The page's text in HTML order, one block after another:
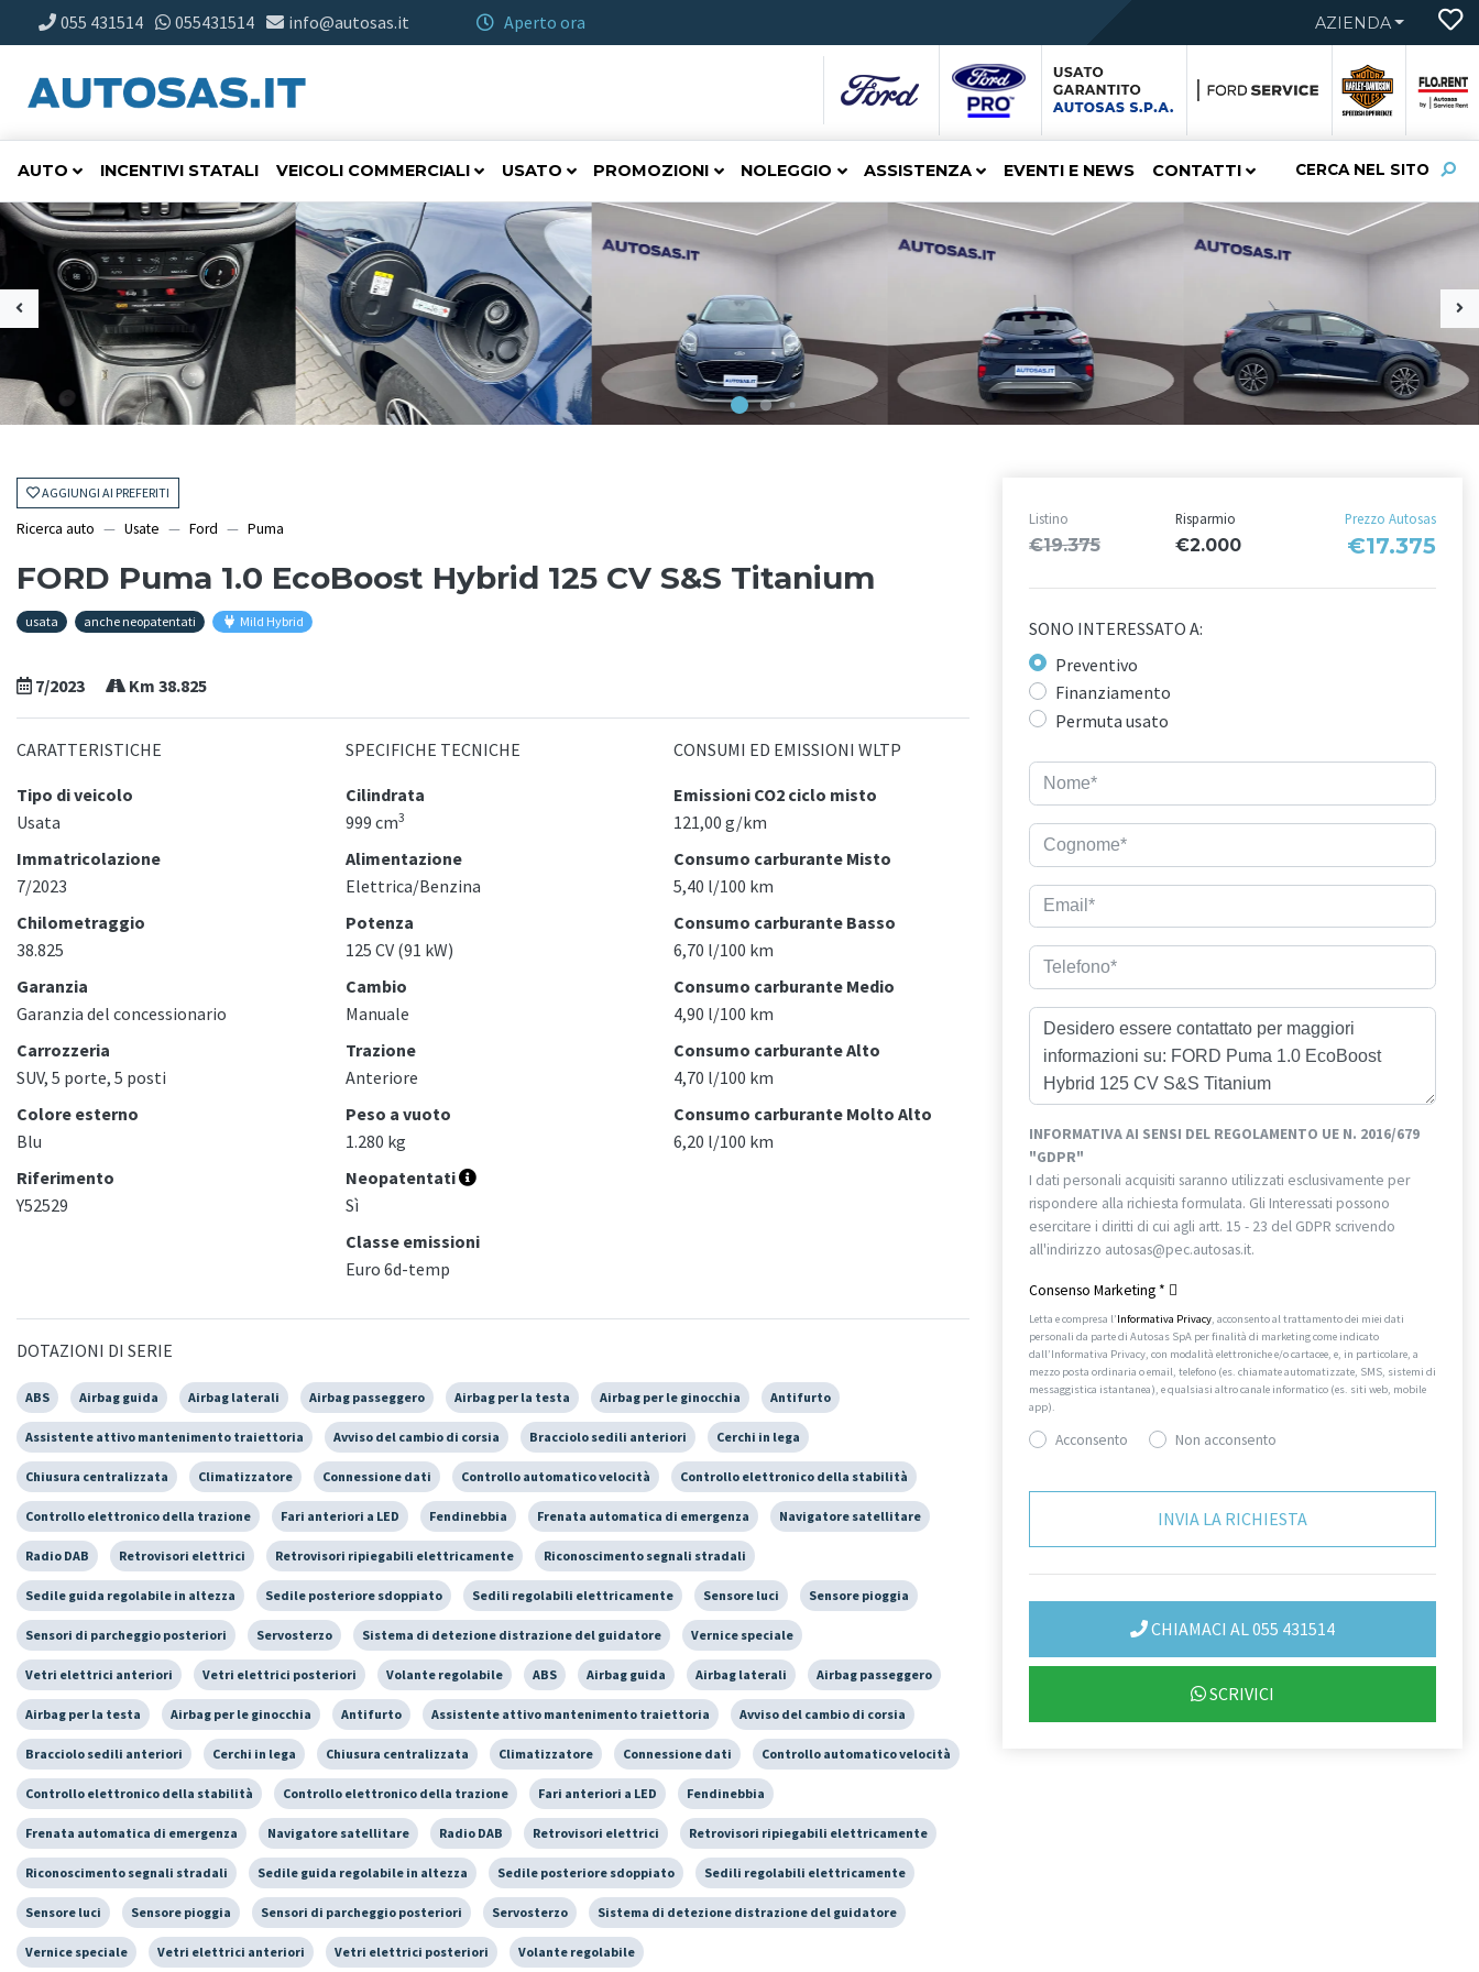
055 431514 055431514 info@autosas.it Aperto ora AZIENDA
CERCA NEL SITO
AUTO INCENTIVI STATALI VEICOLI COMMERCIALI USATO PROMOZIONI NOLEGGIO ASSISTENZA EVENTI E NEWS CONTATTI
AGGIUNGI AI PREFERITI
Ricerca auto Usate Ford Puma
FORD Puma 1.0 EcoBoost Hybrid 125 CV S&S Titanium
usata anche neopatentati Mild Hybrid
7/2023 Km 38.825
CARATTERISTICHE
Tipo di veicolo
Usata
Immatricolazione
7/2023
Chilometraggio
38.825
Garanzia
Garanzia del concessionario
Carrozzeria
SUV, 5 porte, 5 posti
Colore esterno
Blu
Riferimento
Y52529
SPECIFICHE TECNICHE
Cilindrata
999 cm3
Alimentazione
Elettrica/Benzina
Potenza
125 CV (91 kW)
Cambio
Manuale
Trazione
Anteriore
Peso a vuoto
1.280 kg
Neopatentati
Sì
Classe emissioni
Euro 6d-temp
CONSUMI ED EMISSIONI WLTP
Emissioni CO2 ciclo misto
121,00 g/km
Consumo carburante Misto
5,40 l/100 km
Consumo carburante Basso
6,70 l/100 km
Consumo carburante Medio
4,90 l/100 km
Consumo carburante Alto
4,70 l/100 km
Consumo carburante Molto Alto
6,20 l/100 km
DOTAZIONI DI SERIE
ABS Airbag guida Airbag laterali Airbag passeggero Airbag per la testa Airbag per le ginocchia Antifurto
Assistente attivo mantenimento traiettoria Avviso del cambio di corsia Bracciolo sedili anteriori Cerchi in lega
Chiusura centralizzata Climatizzatore Connessione dati Controllo automatico velocità Controllo elettronico della stabilità
Controllo elettronico della trazione Fari anteriori a LED Fendinebbia Frenata automatica di emergenza Navigatore satellitare
Radio DAB Retrovisori elettrici Retrovisori ripiegabili elettricamente Riconoscimento segnali stradali
Sedile guida regolabile in altezza Sedile posteriore sdoppiato Sedili regolabili elettricamente Sensore luci Sensore pioggia
Sensori di parcheggio posteriori Servosterzo Sistema di detezione distrazione del guidatore Vernice speciale
Vetri elettrici anteriori Vetri elettrici posteriori Volante regolabile ABS Airbag guida Airbag laterali Airbag passeggero
Airbag per la testa Airbag per le ginocchia Antifurto Assistente attivo mantenimento traiettoria Avviso del cambio di corsia
Bracciolo sedili anteriori Cerchi in lega Chiusura centralizzata Climatizzatore Connessione dati Controllo automatico velocità
Controllo elettronico della stabilità Controllo elettronico della trazione Fari anteriori a LED Fendinebbia
Frenata automatica di emergenza Navigatore satellitare Radio DAB Retrovisori elettrici Retrovisori ripiegabili elettricamente
Riconoscimento segnali stradali Sedile guida regolabile in altezza Sedile posteriore sdoppiato Sedili regolabili elettricamente
Sensore luci Sensore pioggia Sensori di parcheggio posteriori Servosterzo Sistema di detezione distrazione del guidatore
Vernice speciale Vetri elettrici anteriori Vetri elettrici posteriori Volante regolabile
Listino
€19.375
Risparmio
€2.000
Prezzo Autosas
€17.375
SONO INTERESSATO A:
Preventivo
Finanziamento
Permuta usato
INFORMATIVA AI SENSI DEL REGOLAMENTO UE N. 2016/679
"GDPR"
I dati personali acquisiti saranno utilizzati esclusivamente per
rispondere alla richiesta formulata. Gli Interessati possono
esercitare i diritti di cui agli artt. 15 - 23 del GDPR scrivendo
all'indirizzo autosas@pec.autosas.it.
Consenso Marketing *
Letta e compresa l’Informativa Privacy, acconsento al trattamento dei miei dati
personali da parte di Autosas SpA per finalità di marketing come indicato
dall’Informativa Privacy, con modalità elettroniche e/o cartacee, e, in particolare, a
mezzo posta ordinaria o email, telefono (es. chiamate automatizzate, SMS, sistemi di
messaggistica istantanea), e qualsiasi altro canale informatico (es. siti web, mobile
app).
Acconsento Non acconsento
CHIAMACI AL 055 431514
SCRIVICI